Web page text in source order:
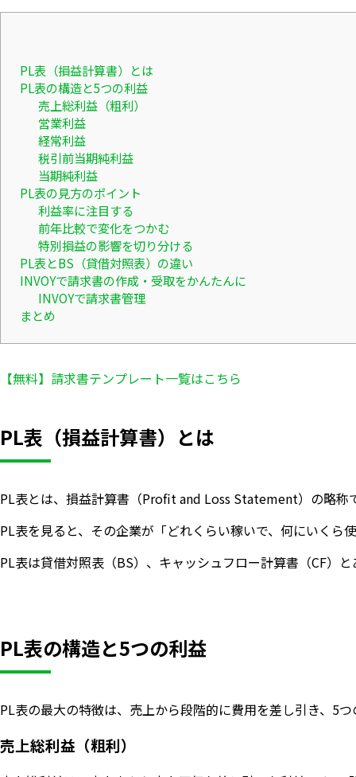
PL表（損益計算書）とは
PL表の構造と5つの利益
売上総利益（粗利）
営業利益
経常利益
税引前当期純利益
当期純利益
PL表の見方のポイント
利益率に注目する
前年比較で変化をつかむ
特別損益の影響を切り分ける
PL表とBS（貸借対照表）の違い
INVOYで請求書の作成・受取をかんたんに
INVOYで請求書管理
まとめ
【無料】請求書テンプレート一覧はこちら
PL表（損益計算書）とは
PL表とは、損益計算書（Profit and Loss Statement）の略称
PL表を見ると、その企業が「どれくらい稼いで、何にいく
PL表は貸借対照表（BS）、キャッシュフロー計算書（CF）
PL表の構造と5つの利益
PL表の最大の特徴は、売上から段階的に費用を差し引き、5
売上総利益（粗利）